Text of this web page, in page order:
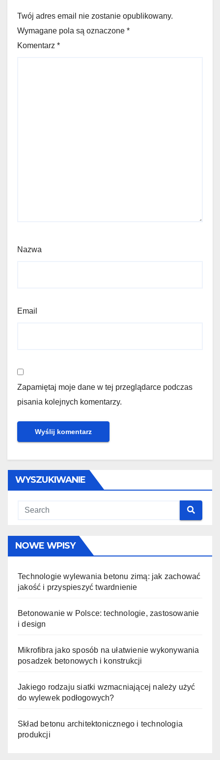
Twój adres email nie zostanie opublikowany.
Wymagane pola są oznaczone *
Komentarz *
Nazwa
Email
Zapamiętaj moje dane w tej przeglądarce podczas
pisania kolejnych komentarzy.
WYSZUKIWANIE
NOWE WPISY
Technologie wylewania betonu zimą: jak zachować
jakość i przyspieszyć twardnienie
Betonowanie w Polsce: technologie, zastosowanie
i design
Mikrofibra jako sposób na ułatwienie wykonywania
posadzek betonowych i konstrukcji
Jakiego rodzaju siatki wzmacniającej należy użyć
do wylewek podłogowych?
Skład betonu architektonicznego i technologia
produkcji